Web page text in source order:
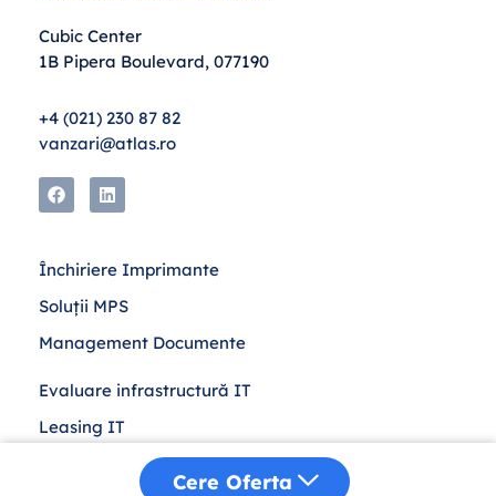
Cubic Center
1B Pipera Boulevard, 077190
+4 (021) 230 87 82
vanzari@atlas.ro
Închiriere Imprimante
Soluții MPS
Management Documente
Evaluare infrastructură IT
Leasing IT
Achiziții Publice
Cere Oferta